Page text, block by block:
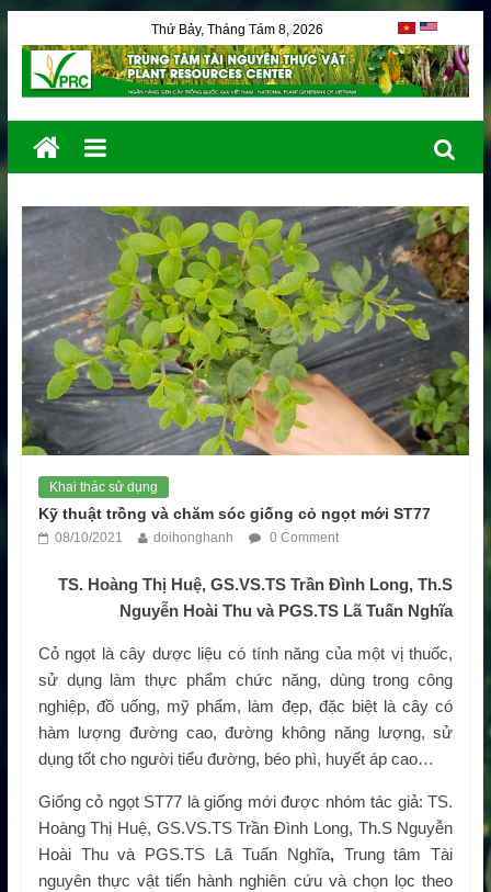
Thứ Bảy, Tháng Tám 8, 2026
Khai thác sử dụng
Kỹ thuật trồng và chăm sóc giống cỏ ngọt mới ST77
08/10/2021 doihonghanh 0 Comment
TS. Hoàng Thị Huệ, GS.VS.TS Trần Đình Long, Th.S
Nguyễn Hoài Thu và PGS.TS Lã Tuấn Nghĩa
Cỏ ngọt là cây dược liệu có tính năng của một vị thuốc,
sử dụng làm thực phẩm chức năng, dùng trong công
nghiệp, đồ uống, mỹ phẩm, làm đẹp, đặc biệt là cây có
hàm lượng đường cao, đường không năng lượng, sử
dụng tốt cho người tiểu đường, béo phì, huyết áp cao…
Giống cỏ ngọt ST77 là giống mới được nhóm tác giả: TS.
Hoàng Thị Huệ, GS.VS.TS Trần Đình Long, Th.S Nguyễn
Hoài Thu và PGS.TS Lã Tuấn Nghĩa,Trung tâm Tài
nguyên thực vật tiến hành nghiên cứu và chọn lọc theo